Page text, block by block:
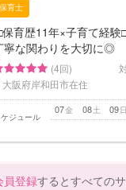
保育士
育歴11年×子育て経
寧な関わりを大切に◎
(4回)
大阪府岸和田市在住
ジュール
金
07 土
08 日
09
員登録するとすべての